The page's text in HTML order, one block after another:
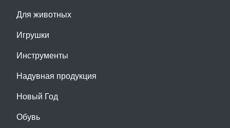
Для животных
Игрушки
Инструменты
Надувная продукция
Новый Год
Обувь